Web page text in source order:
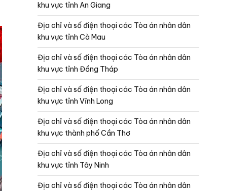
khu vực tỉnh An Giang
Địa chỉ và số điện thoại các Tòa án nhân dân
khu vực tỉnh Cà Mau
Địa chỉ và số điện thoại các Tòa án nhân dân
khu vực tỉnh Đồng Tháp
Địa chỉ và số điện thoại các Tòa án nhân dân
khu vực tỉnh Vĩnh Long
Địa chỉ và số điện thoại các Tòa án nhân dân
khu vực thành phố Cần Thơ
Địa chỉ và số điện thoại các Tòa án nhân dân
khu vực tỉnh Tây Ninh
Địa chỉ và số điện thoại các Tòa án nhân dân